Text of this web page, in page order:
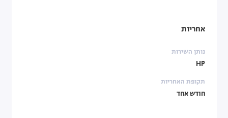
אחריות
נותן השירות
HP
תקופת האחריות
חודש אחד